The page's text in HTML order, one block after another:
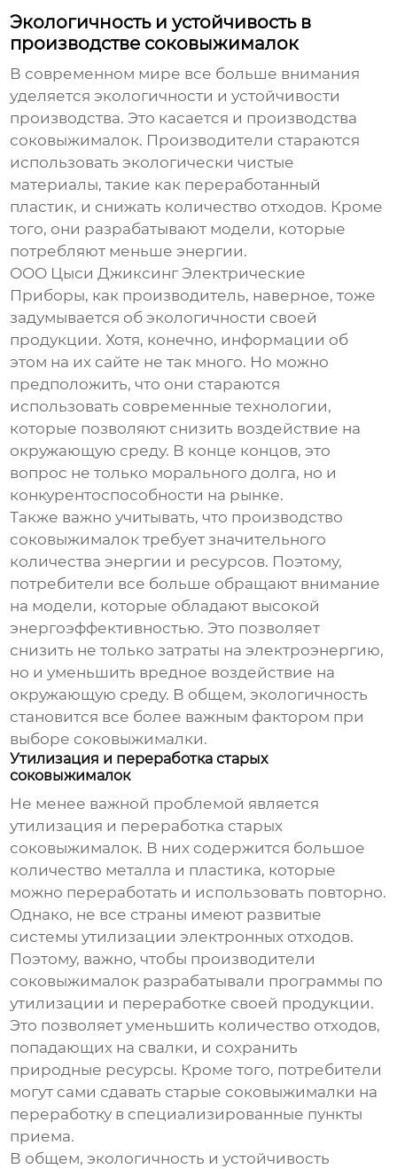
Экологичность и устойчивость в
производстве соковыжималок
В современном мире все больше внимания
уделяется экологичности и устойчивости
производства. Это касается и производства
соковыжималок. Производители стараются
использовать экологически чистые
материалы, такие как переработанный
пластик, и снижать количество отходов. Кроме
того, они разрабатывают модели, которые
потребляют меньше энергии.
ООО Цыси Джиксинг Электрические
Приборы, как производитель, наверное, тоже
задумывается об экологичности своей
продукции. Хотя, конечно, информации об
этом на их сайте не так много. Но можно
предположить, что они стараются
использовать современные технологии,
которые позволяют снизить воздействие на
окружающую среду. В конце концов, это
вопрос не только морального долга, но и
конкурентоспособности на рынке.
Также важно учитывать, что производство
соковыжималок требует значительного
количества энергии и ресурсов. Поэтому,
потребители все больше обращают внимание
на модели, которые обладают высокой
энергоэффективностью. Это позволяет
снизить не только затраты на электроэнергию,
но и уменьшить вредное воздействие на
окружающую среду. В общем, экологичность
становится все более важным фактором при
выборе соковыжималки.
Утилизация и переработка старых
соковыжималок
Не менее важной проблемой является
утилизация и переработка старых
соковыжималок. В них содержится большое
количество металла и пластика, которые
можно переработать и использовать повторно.
Однако, не все страны имеют развитые
системы утилизации электронных отходов.
Поэтому, важно, чтобы производители
соковыжималок разрабатывали программы по
утилизации и переработке своей продукции.
Это позволяет уменьшить количество отходов,
попадающих на свалки, и сохранить
природные ресурсы. Кроме того, потребители
могут сами сдавать старые соковыжималки на
переработку в специализированные пункты
приема.
В общем, экологичность и устойчивость